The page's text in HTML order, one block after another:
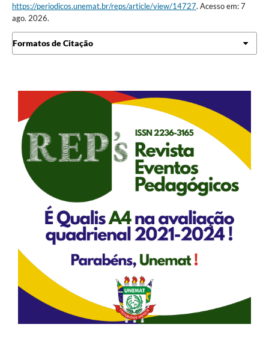
https://periodicos.unemat.br/reps/article/view/14727. Acesso em: 7
ago. 2026.
Formatos de Citação